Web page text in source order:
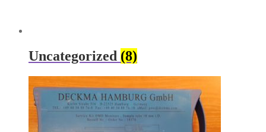
Uncategorized (8)